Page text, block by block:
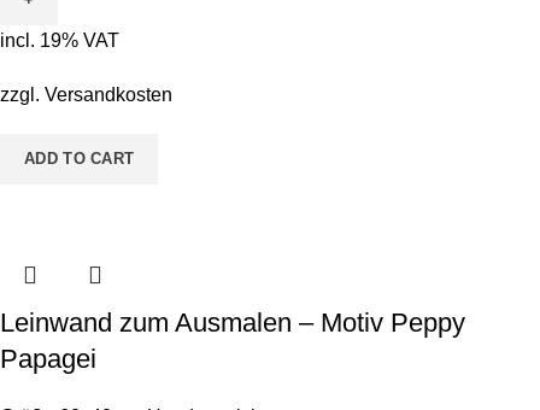
-
Conni
quantity
incl. 19% VAT
zzgl. Versandkosten
ADD TO CART
Leinwand zum Ausmalen – Motiv Peppy
Papagei